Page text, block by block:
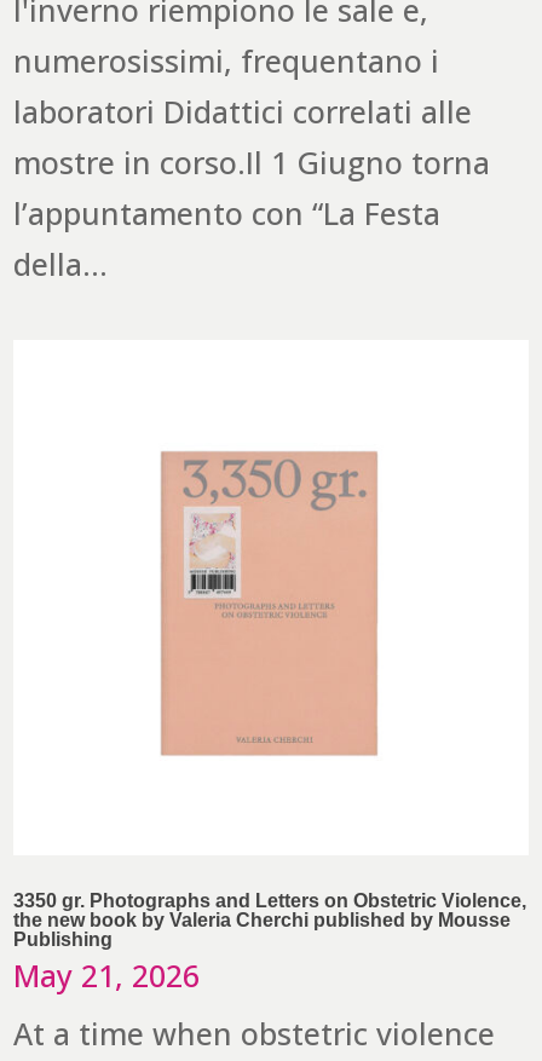
l'inverno riempiono le sale e,
numerosissimi, frequentano i
laboratori Didattici correlati alle
mostre in corso.Il 1 Giugno torna
l’appuntamento con “La Festa
della...
3350 gr. Photographs and Letters on Obstetric Violence,
the new book by Valeria Cherchi published by Mousse
Publishing
May 21, 2026
At a time when obstetric violence